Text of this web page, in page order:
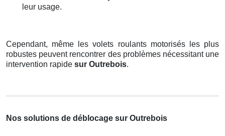
leur usage.
Cependant, même les volets roulants motorisés les plus
robustes peuvent rencontrer des problèmes nécessitant une
intervention rapide sur Outrebois.
Nos solutions de déblocage sur Outrebois